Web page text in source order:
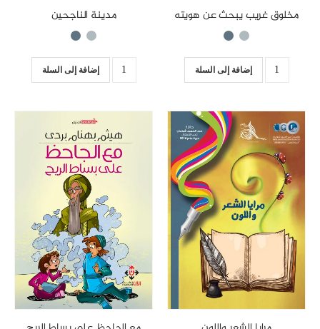
مخلوق غريب يبحث عن هويته
إضافة إلى السلة
مدينة الناجحين
إضافة إلى السلة